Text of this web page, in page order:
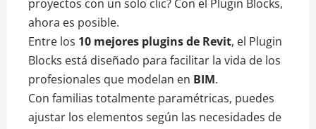
proyectos con un solo clic? Con el Plugin Blocks,
ahora es posible.
Entre los 10 mejores plugins de Revit, el Plugin
Blocks está diseñado para facilitar la vida de los
profesionales que modelan en BIM.
Con familias totalmente paramétricas, puedes
ajustar los elementos según las necesidades de